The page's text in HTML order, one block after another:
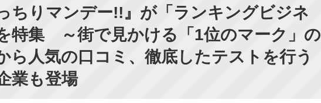
ちりマンデー!!』が「ランキングビジネ
特集 ～街で見かける「1位のマーク」の
ら人気の口コミ、徹底したテストを行う
業も登場